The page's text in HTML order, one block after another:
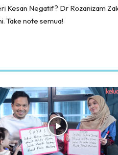
Kesan Negatif? Dr Rozanizam
Take note semua!